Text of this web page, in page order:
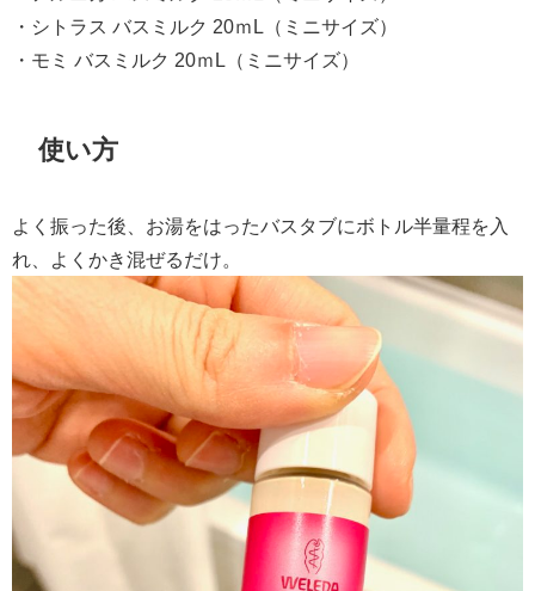
・シトラス バスミルク 20ｍL（ミニサイズ）
・モミ バスミルク 20ｍL（ミニサイズ）
使い方
よく振った後、お湯をはったバスタブにボトル半量程を入
れ、よくかき混ぜるだけ。